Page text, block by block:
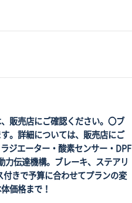
販売店にご確認ください。〇ブ
。詳細については、販売店にご
ジエーター・酸素センサー・DPF
伝達機構。ブレーキ、ステアリ
きで予算に合わせてプランの変
価格まで！